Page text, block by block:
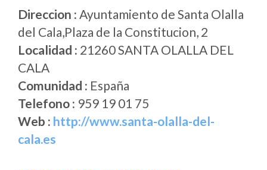
Direccion : Ayuntamiento de Santa Olalla
del Cala,Plaza de la Constitucion, 2
Localidad : 21260 SANTA OLALLA DEL
CALA
Comunidad : España
Telefono : 959 19 01 75
Web : http://www.santa-olalla-del-
cala.es